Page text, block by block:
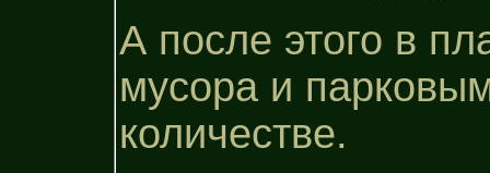
А после этого в
мусора и
количестве.